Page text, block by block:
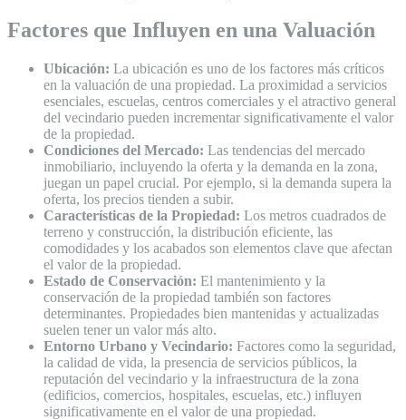
Factores que Influyen en una Valuación
Ubicación: La ubicación es uno de los factores más críticos
en la valuación de una propiedad. La proximidad a servicios
esenciales, escuelas, centros comerciales y el atractivo general
del vecindario pueden incrementar significativamente el valor
de la propiedad.
Condiciones del Mercado: Las tendencias del mercado
inmobiliario, incluyendo la oferta y la demanda en la zona,
juegan un papel crucial. Por ejemplo, si la demanda supera la
oferta, los precios tienden a subir.
Características de la Propiedad: Los metros cuadrados de
terreno y construcción, la distribución eficiente, las
comodidades y los acabados son elementos clave que afectan
el valor de la propiedad.
Estado de Conservación: El mantenimiento y la
conservación de la propiedad también son factores
determinantes. Propiedades bien mantenidas y actualizadas
suelen tener un valor más alto.
Entorno Urbano y Vecindario: Factores como la seguridad,
la calidad de vida, la presencia de servicios públicos, la
reputación del vecindario y la infraestructura de la zona
(edificios, comercios, hospitales, escuelas, etc.) influyen
significativamente en el valor de una propiedad.